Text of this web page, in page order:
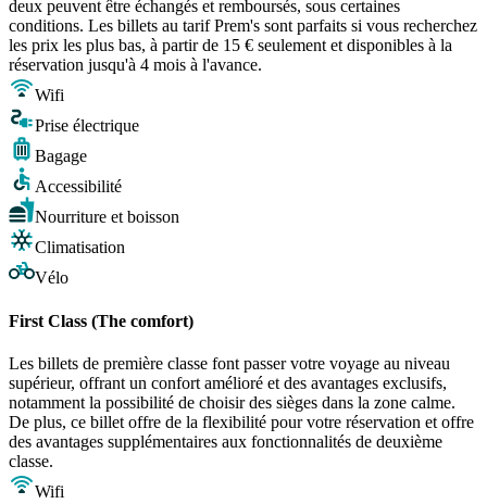
deux peuvent être échangés et remboursés, sous certaines
conditions. Les billets au tarif Prem's sont parfaits si vous recherchez
les prix les plus bas, à partir de 15 € seulement et disponibles à la
réservation jusqu'à 4 mois à l'avance.
Wifi
Prise électrique
Bagage
Accessibilité
Nourriture et boisson
Climatisation
Vélo
First Class (The comfort)
Les billets de première classe font passer votre voyage au niveau
supérieur, offrant un confort amélioré et des avantages exclusifs,
notamment la possibilité de choisir des sièges dans la zone calme.
De plus, ce billet offre de la flexibilité pour votre réservation et offre
des avantages supplémentaires aux fonctionnalités de deuxième
classe.
Wifi